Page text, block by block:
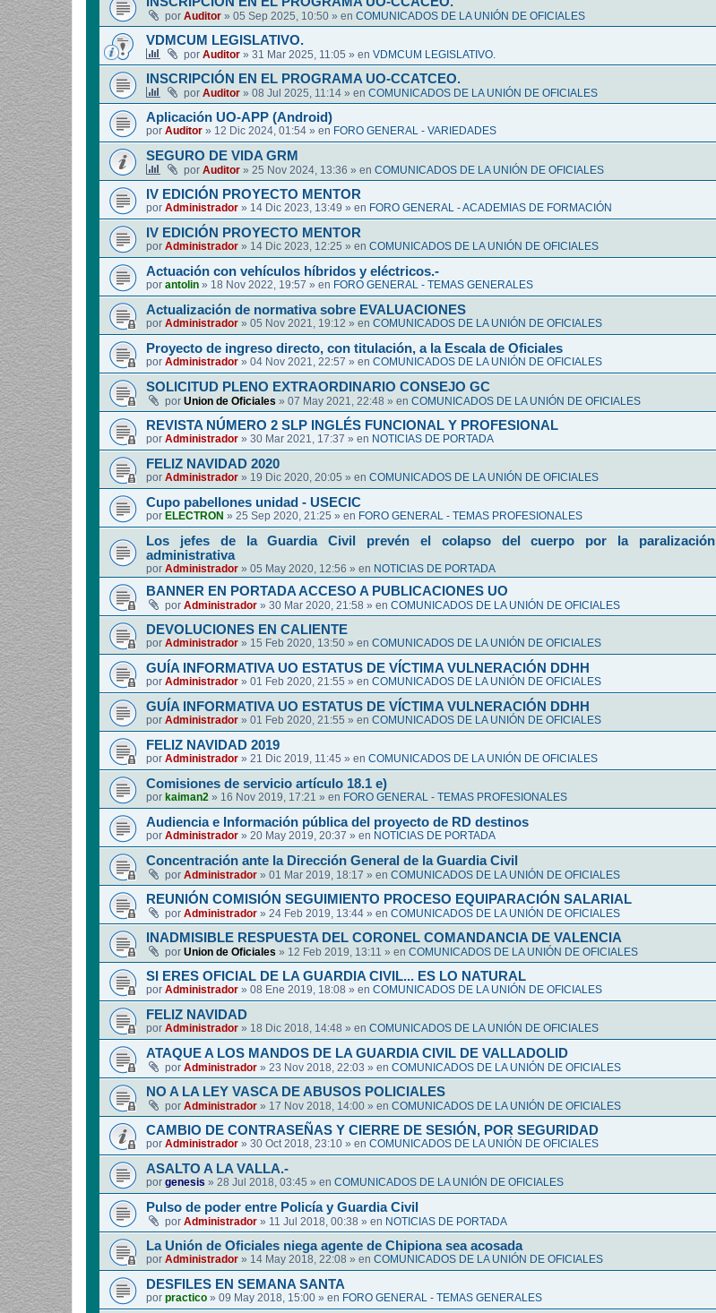
por Auditor » 05 Sep 2025, 10:50 » en COMUNICADOS DE LA UNIÓN DE OFICIALES
VDMCUM LEGISLATIVO.
por Auditor » 31 Mar 2025, 11:05 » en VDMCUM LEGISLATIVO.
INSCRIPCIÓN EN EL PROGRAMA UO-CCATCEO.
por Auditor » 08 Jul 2025, 11:14 » en COMUNICADOS DE LA UNIÓN DE OFICIALES
Aplicación UO-APP (Android)
por Auditor » 12 Dic 2024, 01:54 » en FORO GENERAL - VARIEDADES
SEGURO DE VIDA GRM
por Auditor » 25 Nov 2024, 13:36 » en COMUNICADOS DE LA UNIÓN DE OFICIALES
IV EDICIÓN PROYECTO MENTOR
por Administrador » 14 Dic 2023, 13:49 » en FORO GENERAL - ACADEMIAS DE FORMACIÓN
IV EDICIÓN PROYECTO MENTOR
por Administrador » 14 Dic 2023, 12:25 » en COMUNICADOS DE LA UNIÓN DE OFICIALES
Actuación con vehículos híbridos y eléctricos.-
por antolin » 18 Nov 2022, 19:57 » en FORO GENERAL - TEMAS GENERALES
Actualización de normativa sobre EVALUACIONES
por Administrador » 05 Nov 2021, 19:12 » en COMUNICADOS DE LA UNIÓN DE OFICIALES
Proyecto de ingreso directo, con titulación, a la Escala de Oficiales
por Administrador » 04 Nov 2021, 22:57 » en COMUNICADOS DE LA UNIÓN DE OFICIALES
SOLICITUD PLENO EXTRAORDINARIO CONSEJO GC
por Union de Oficiales » 07 May 2021, 22:48 » en COMUNICADOS DE LA UNIÓN DE OFICIALES
REVISTA NÚMERO 2 SLP INGLÉS FUNCIONAL Y PROFESIONAL
por Administrador » 30 Mar 2021, 17:37 » en NOTICIAS DE PORTADA
FELIZ NAVIDAD 2020
por Administrador » 19 Dic 2020, 20:05 » en COMUNICADOS DE LA UNIÓN DE OFICIALES
Cupo pabellones unidad - USECIC
por ELECTRON » 25 Sep 2020, 21:25 » en FORO GENERAL - TEMAS PROFESIONALES
Los jefes de la Guardia Civil prevén el colapso del cuerpo por la paralización
administrativa
por Administrador » 05 May 2020, 12:56 » en NOTICIAS DE PORTADA
BANNER EN PORTADA ACCESO A PUBLICACIONES UO
por Administrador » 30 Mar 2020, 21:58 » en COMUNICADOS DE LA UNIÓN DE OFICIALES
DEVOLUCIONES EN CALIENTE
por Administrador » 15 Feb 2020, 13:50 » en COMUNICADOS DE LA UNIÓN DE OFICIALES
GUÍA INFORMATIVA UO ESTATUS DE VÍCTIMA VULNERACIÓN DDHH
por Administrador » 01 Feb 2020, 21:55 » en COMUNICADOS DE LA UNIÓN DE OFICIALES
GUÍA INFORMATIVA UO ESTATUS DE VÍCTIMA VULNERACIÓN DDHH
por Administrador » 01 Feb 2020, 21:55 » en COMUNICADOS DE LA UNIÓN DE OFICIALES
FELIZ NAVIDAD 2019
por Administrador » 21 Dic 2019, 11:45 » en COMUNICADOS DE LA UNIÓN DE OFICIALES
Comisiones de servicio artículo 18.1 e)
por kaiman2 » 16 Nov 2019, 17:21 » en FORO GENERAL - TEMAS PROFESIONALES
Audiencia e Información pública del proyecto de RD destinos
por Administrador » 20 May 2019, 20:37 » en NOTICIAS DE PORTADA
Concentración ante la Dirección General de la Guardia Civil
por Administrador » 01 Mar 2019, 18:17 » en COMUNICADOS DE LA UNIÓN DE OFICIALES
REUNIÓN COMISIÓN SEGUIMIENTO PROCESO EQUIPARACIÓN SALARIAL
por Administrador » 24 Feb 2019, 13:44 » en COMUNICADOS DE LA UNIÓN DE OFICIALES
INADMISIBLE RESPUESTA DEL CORONEL COMANDANCIA DE VALENCIA
por Union de Oficiales » 12 Feb 2019, 13:11 » en COMUNICADOS DE LA UNIÓN DE OFICIALES
SI ERES OFICIAL DE LA GUARDIA CIVIL... ES LO NATURAL
por Administrador » 08 Ene 2019, 18:08 » en COMUNICADOS DE LA UNIÓN DE OFICIALES
FELIZ NAVIDAD
por Administrador » 18 Dic 2018, 14:48 » en COMUNICADOS DE LA UNIÓN DE OFICIALES
ATAQUE A LOS MANDOS DE LA GUARDIA CIVIL DE VALLADOLID
por Administrador » 23 Nov 2018, 22:03 » en COMUNICADOS DE LA UNIÓN DE OFICIALES
NO A LA LEY VASCA DE ABUSOS POLICIALES
por Administrador » 17 Nov 2018, 14:00 » en COMUNICADOS DE LA UNIÓN DE OFICIALES
CAMBIO DE CONTRASEÑAS Y CIERRE DE SESIÓN, POR SEGURIDAD
por Administrador » 30 Oct 2018, 23:10 » en COMUNICADOS DE LA UNIÓN DE OFICIALES
ASALTO A LA VALLA.-
por genesis » 28 Jul 2018, 03:45 » en COMUNICADOS DE LA UNIÓN DE OFICIALES
Pulso de poder entre Policía y Guardia Civil
por Administrador » 11 Jul 2018, 00:38 » en NOTICIAS DE PORTADA
La Unión de Oficiales niega agente de Chipiona sea acosada
por Administrador » 14 May 2018, 22:08 » en COMUNICADOS DE LA UNIÓN DE OFICIALES
DESFILES EN SEMANA SANTA
por practico » 09 May 2018, 15:00 » en FORO GENERAL - TEMAS GENERALES